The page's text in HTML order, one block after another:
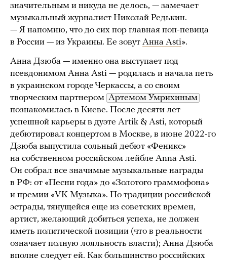
значительным и никуда не делось, — замечает
музыкальный журналист Николай Редькин.
— Я напомню, что до сих пор главная поп-певица
в России — из Украины. Ее зовут Анна Asti».
Анна Дзюба — именно она выступает под
псевдонимом Aнна Asti — родилась и начала петь
в украинском городе Черкассы, а со своим
творческим партнером Артемом Умрихиным
познакомилась в Киеве. После десяти лет
успешной карьеры в дуэте Artik & Asti, который
дебютировал концертом в Москве, в июне 2022-го
Дзюба выпустила сольный дебют «Феникс»
на собственном российском лейбле Anna Asti.
Он собрал все значимые музыкальные награды
в РФ: от «Песни года» до «Золотого граммофона»
и премии «VK Музыка». По традиции российской
эстрады, тянущейся еще из советских времен,
артист, желающий добиться успеха, не должен
иметь политической позиции (что в реальности
означает полную лояльность власти); Анна Дзюба
вполне следует ей. Как большинство российских